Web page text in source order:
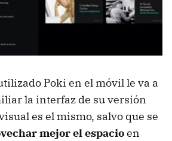
Poki en el móvil le va a
la interfaz de su versión
es el mismo, salvo que se
mejor el espacioen